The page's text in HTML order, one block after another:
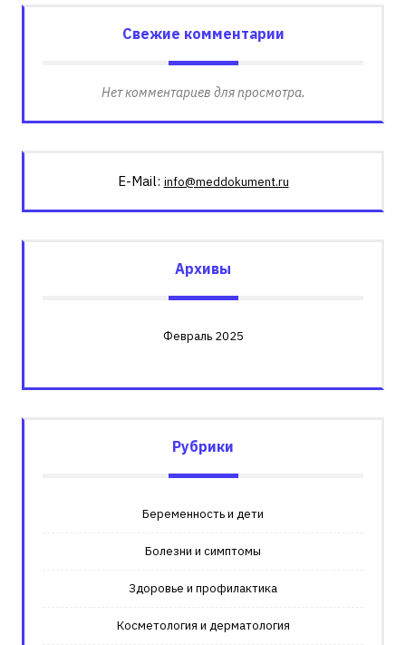
Свежие комментарии
Нет комментариев для просмотра.
E-Mail: info@meddokument.ru
Архивы
Февраль 2025
Рубрики
Беременность и дети
Болезни и симптомы
Здоровье и профилактика
Косметология и дерматология